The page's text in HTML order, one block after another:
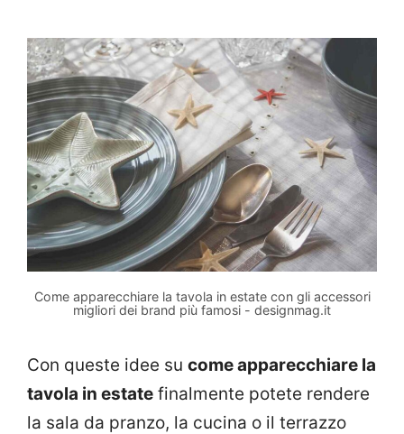
Come apparecchiare la tavola in estate con gli accessori
migliori dei brand più famosi - designmag.it
Con queste idee su come apparecchiare la
tavola in estate finalmente potete rendere
la sala da pranzo, la cucina o il terrazzo